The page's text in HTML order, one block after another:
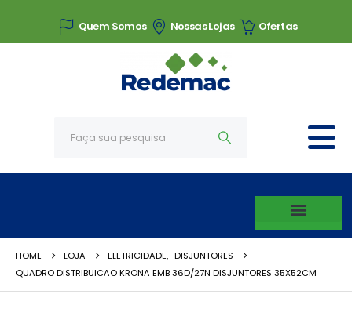
Quem Somos Nossas Lojas Ofertas
HOME LOJA ELETRICIDADE, DISJUNTORES
QUADRO DISTRIBUICAO KRONA EMB 36D/27N DISJUNTORES 35X52CM